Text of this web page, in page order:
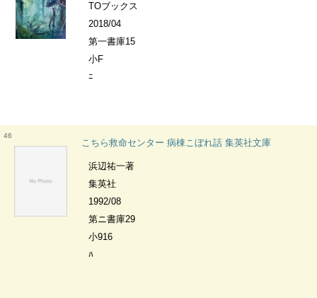
TOブックス
2018/04
第一書庫15
小F
ﾆ
46
こちら救命センター 病棟こぼれ話 集英社文庫
浜辺祐一著
集英社
1992/08
第ニ書庫29
小916
ﾊ